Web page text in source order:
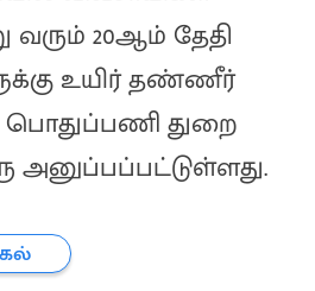
வரும் 20ஆம் தேதி
உயிர் தண்ணீர்
பொதுப்பணி துறை
அனுப்பப்பட்டுள்ளது.